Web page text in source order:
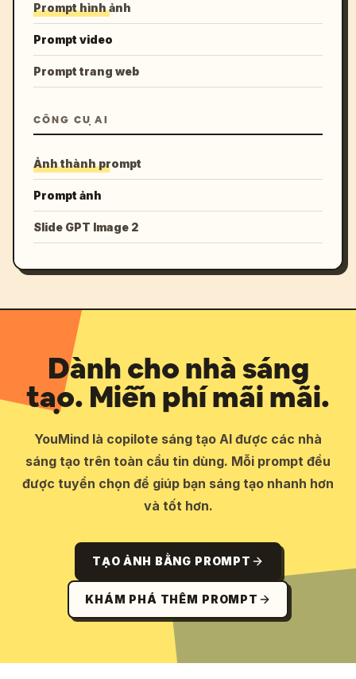
Prompt hình ảnh
Prompt video
Prompt trang web
CÔNG CỤ AI
Ảnh thành prompt
Prompt ảnh
Slide GPT Image 2
Dành cho nhà sáng
tạo. Miễn phí mãi mãi.
YouMind là copilote sáng tạo AI được các nhà
sáng tạo trên toàn cầu tin dùng. Mỗi prompt đều
được tuyển chọn để giúp bạn sáng tạo nhanh hơn
và tốt hơn.
TẠO ẢNH BẰNG PROMPT
KHÁM PHÁ THÊM PROMPT